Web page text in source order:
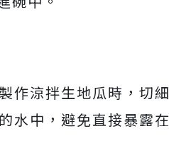
作涼拌生地瓜時，切細
水中，避免直接暴露在